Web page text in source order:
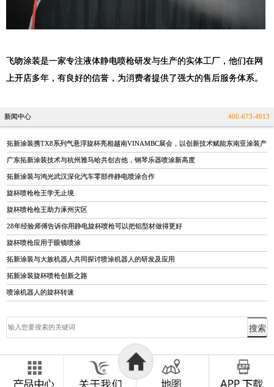
飞吻涂装是一家专注液体静电喷枪研发与生产的实体工厂，他们在网
上开店多年，有良好的信誉，为消费者提供了强大的售后服务体系。
新闻中心 400-673-4913
拓新涂装携TX8系列气悬浮旋杯亮相越南VINAMBC展会，以创新技术赋能东南亚涂装产
广东拓新涂装技术与杭州雅马哈共创吉他，钢琴乐器喷涂新高度
拓新涂装与鸿光武汉深化汽车零部件静电喷涂合作
旋杯喷枪枪王学无止境
旋杯喷枪枪王助力涿州灾区
28年经验师傅告诉你用静电旋杯喷枪可以把铝型材做得更好
旋杯喷枪应用于眼镜喷涂
拓新涂装与大族机器人共同探讨喷涂机器人的研发及应用
拓新涂装旋杯喷枪创新之路
喷涂机器人的旋杯转速